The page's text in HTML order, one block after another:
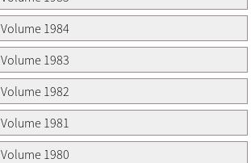
Volume 1984
Volume 1983
Volume 1982
Volume 1981
Volume 1980